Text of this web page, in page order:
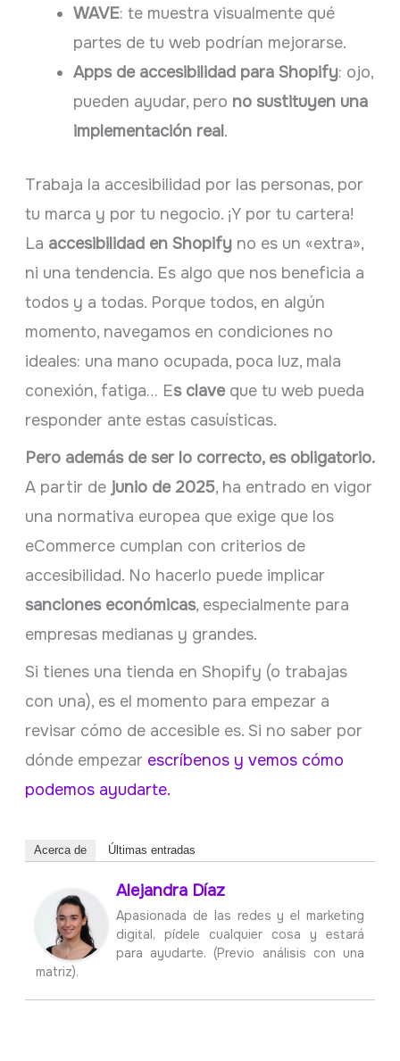
WAVE: te muestra visualmente qué
partes de tu web podrían mejorarse.
Apps de accesibilidad para Shopify: ojo,
pueden ayudar, pero no sustituyen una
implementación real.
Trabaja la accesibilidad por las personas, por
tu marca y por tu negocio. ¡Y por tu cartera!
La accesibilidad en Shopifyno es un «extra»,
ni una tendencia. Es algo que nos beneficia a
todos y a todas. Porque todos, en algún
momento, navegamos en condiciones no
ideales: una mano ocupada, poca luz, mala
conexión, fatiga… Es claveque tu web pueda
responder ante estas casuísticas.
Pero además de ser lo correcto, es obligatorio.
A partir de junio de 2025, ha entrado en vigor
una normativa europea que exige que los
eCommerce cumplan con criterios de
accesibilidad. No hacerlo puede implicar
sanciones económicas, especialmente para
empresas medianas y grandes.
Si tienes una tienda en Shopify (o trabajas
con una), es el momento para empezar a
revisar cómo de accesible es. Si no saber por
dónde empezar escríbenos y vemos cómo
podemos ayudarte.
Acerca de Últimas entradas
Alejandra Díaz
Apasionada de las redes y el marketing
digital, pídele cualquier cosa y estará
para ayudarte. (Previo análisis con una
matriz).